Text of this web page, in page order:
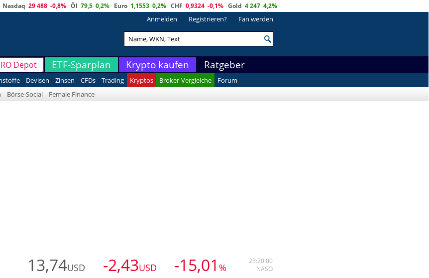
Nasdaq 29 488 -0,8% Öl 79,5 0,2% Euro 1,1553 0,2% CHF 0,9324 -0,1% Gold 4 247 4,2%
Anmelden Registrieren? Fan werden
Depot ETF-Sparplan Krypto kaufen Ratgeber
Devisen Zinsen CFDs Trading Kryptos Broker-Vergleiche
Forum
Börse-Social Female Finance
13,74USD -2,43USD -15,01 %
23:20:00
NASO